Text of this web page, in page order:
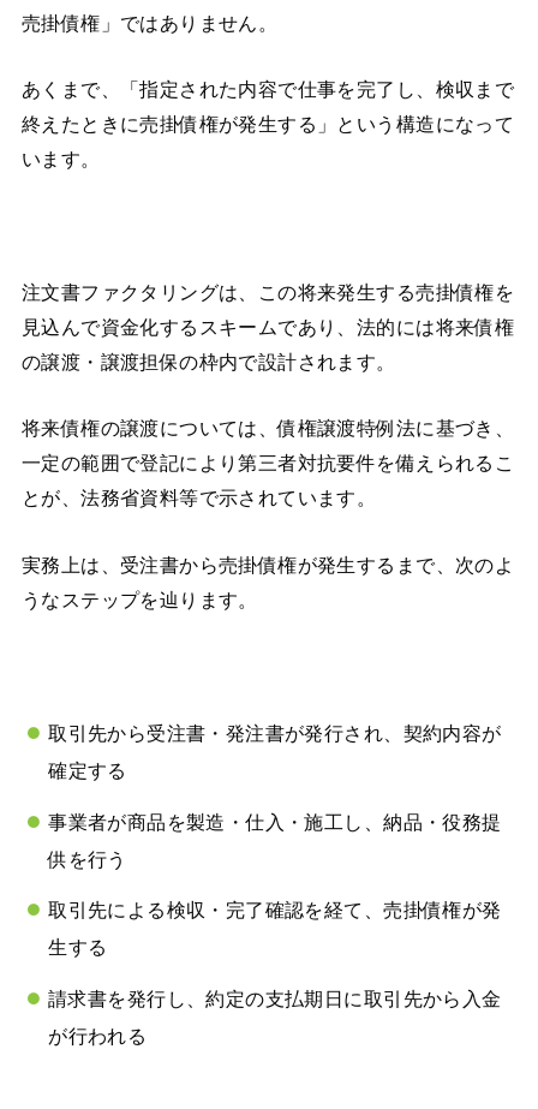
売掛債権」ではありません。
あくまで、「指定された内容で仕事を完了し、検収まで
終えたときに売掛債権が発生する」という構造になって
います。
注文書ファクタリングは、この将来発生する売掛債権を
見込んで資金化するスキームであり、法的には将来債権
の譲渡・譲渡担保の枠内で設計されます。
将来債権の譲渡については、債権譲渡特例法に基づき、
一定の範囲で登記により第三者対抗要件を備えられるこ
とが、法務省資料等で示されています。
実務上は、受注書から売掛債権が発生するまで、次のよ
うなステップを辿ります。
取引先から受注書・発注書が発行され、契約内容が
確定する
事業者が商品を製造・仕入・施工し、納品・役務提
供を行う
取引先による検収・完了確認を経て、売掛債権が発
生する
請求書を発行し、約定の支払期日に取引先から入金
が行われる